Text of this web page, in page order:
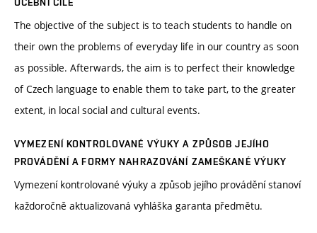
UČEBNÍ CÍLE
The objective of the subject is to teach students to handle on
their own the problems of everyday life in our country as soon
as possible. Afterwards, the aim is to perfect their knowledge
of Czech language to enable them to take part, to the greater
extent, in local social and cultural events.
VYMEZENÍ KONTROLOVANÉ VÝUKY A ZPŮSOB JEJÍHO
PROVÁDĚNÍ A FORMY NAHRAZOVÁNÍ ZAMEŠKANÉ VÝUKY
Vymezení kontrolované výuky a způsob jejího provádění stanoví
každoročně aktualizovaná vyhláška garanta předmětu.